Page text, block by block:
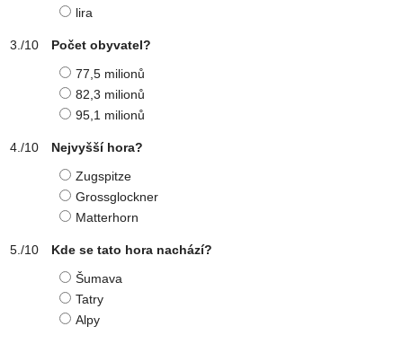
lira
Počet obyvatel?
77,5 milionů
82,3 milionů
95,1 milionů
Nejvyšší hora?
Zugspitze
Grossglockner
Matterhorn
Kde se tato hora nachází?
Šumava
Tatry
Alpy